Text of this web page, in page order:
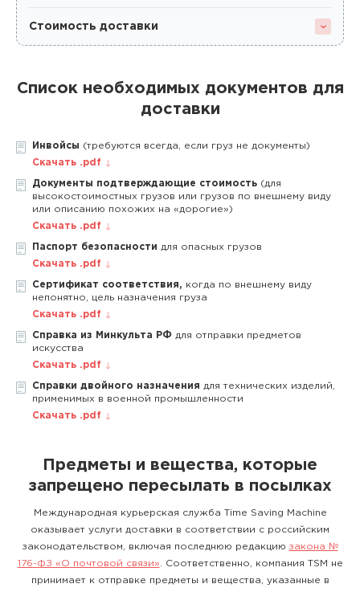
Стоимость доставки
Список необходимых документов для
доставки
Инвойсы (требуются всегда, если груз не документы)
Скачать .pdf
Документы подтверждающие стоимость (для
высокостоимостных грузов или грузов по внешнему виду
или описанию похожих на «дорогие»)
Скачать .pdf
Паспорт безопасности для опасных грузов
Скачать .pdf
Сертификат соответствия, когда по внешнему виду
непонятно, цель назначения груза
Скачать .pdf
Справка из Минкульта РФ для отправки предметов
искусства
Скачать .pdf
Справки двойного назначения для технических изделий,
применимых в военной промышленности
Скачать .pdf
Предметы и вещества, которые
запрещено пересылать в посылках
Международная курьерская служба Time Saving Machine
оказывает услуги доставки в соответствии с российским
законодательством, включая последнюю редакцию закона №
176-ФЗ «О почтовой связи» . Соответственно, компания TSM не
принимает к отправке предметы и вещества, указанные в